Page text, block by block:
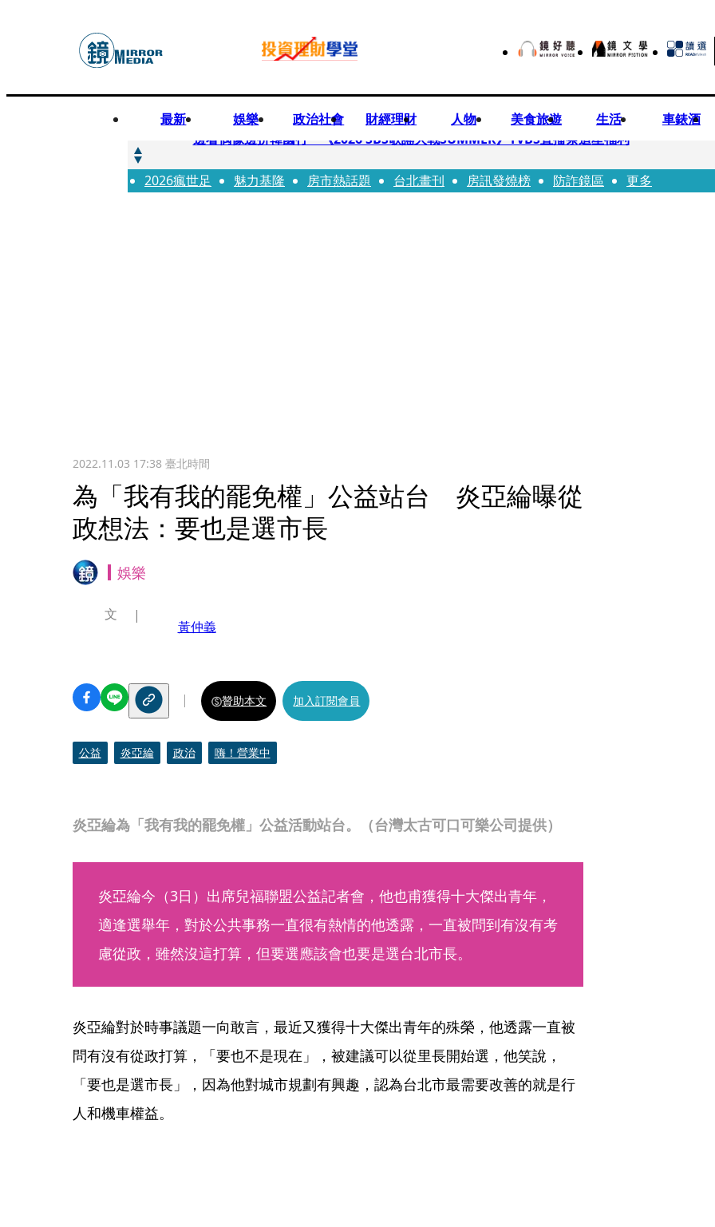
最新 娛樂 政治社會 財經理財 人物 美食旅遊 生活 車錶酒
快訊
邊看偶像邊拚韓國行 《2026 SBS歌謠大戰SUMMER》TVBS直播祭追星福利
快訊
代誌大條火急跳船？ 宏碁派任李文詳接掌兆基屋管2天就喊撤出！
2026瘋世足 魅力基隆 房市熱話題 台北畫刊 房訊發燒榜 防詐鏡區 更多
2022.11.03 17:38臺北時間
為「我有我的罷免權」公益站台 炎亞綸曝從
政想法：要也是選市長
娛樂
炎亞綸為「我有我的罷免權」公益活動站台。（台灣太古可口可樂公司提供）
文
黃仲義
贊助本文 加入訂閱會員
公益 炎亞綸 政治 嗨！營業中
炎亞綸今（3日）出席兒福聯盟公益記者會，他也甫獲得十大傑出青年，
適逢選舉年，對於公共事務一直很有熱情的他透露，一直被問到有沒有考
慮從政，雖然沒這打算，但要選應該會也要是選台北市長。
炎亞綸對於時事議題一向敢言，最近又獲得十大傑出青年的殊榮，他透露一直被
問有沒有從政打算，「要也不是現在」，被建議可以從里長開始選，他笑說，
「要也是選市長」，因為他對城市規劃有興趣，認為台北市最需要改善的就是行
人和機車權益。